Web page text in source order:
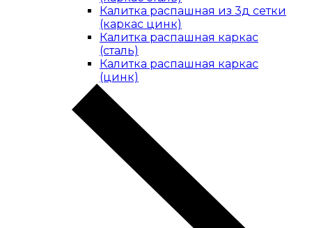
Калитка распашная из 3д сетки
(каркас цинк)
Калитка распашная каркас
(сталь)
Калитка распашная каркас
(цинк)